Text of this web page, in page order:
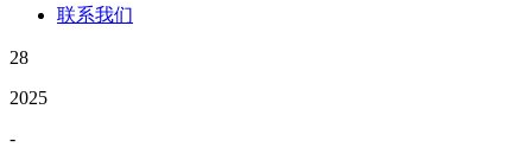
联系我们
28
2025
-